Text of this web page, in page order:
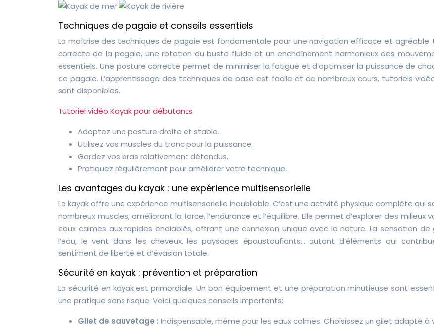
Techniques de pagaie et conseils essentiels
La maîtrise des techniques de pagaie est fondamentale pour une navigation efficace et agréable.
correcte de la pagaie, une rotation du buste fluide et un enchaînement harmonieux des
essentiels. Une posture correcte permet de minimiser la fatigue et d’optimiser la puissance de
de pagaie. L’apprentissage des techniques de base est facile et de nombreux cours, tutoriels
sont disponibles.
Tutoriel vidéo Kayak pour débutants
Adoptez une posture droite et stable.
Utilisez vos muscles du tronc pour la puissance.
Gardez vos bras relativement détendus.
Pratiquez régulièrement pour améliorer votre technique.
Les avantages du kayak : une expérience multisensorielle
Le kayak offre une expérience multisensorielle inoubliable. C’est une activité physique complète qui
nombreux muscles, améliorant la force, l’endurance et l’équilibre. Elle permet d’explorer des milieux
eaux calmes aux rapides endiablés, offrant une connexion unique avec la nature. La sensation de
l’eau, le vent dans les cheveux, les paysages époustouflants… autant d’éléments qui
sentiment de liberté et d’évasion totale.
Sécurité en kayak : prévention et préparation
La sécurité en kayak est primordiale. Un bon équipement et une préparation minutieuse sont
une pratique sans risque. Voici quelques conseils importants:
Gilet de sauvetage : Indispensable, même pour les eaux calmes. Choisissez un gilet adapté à